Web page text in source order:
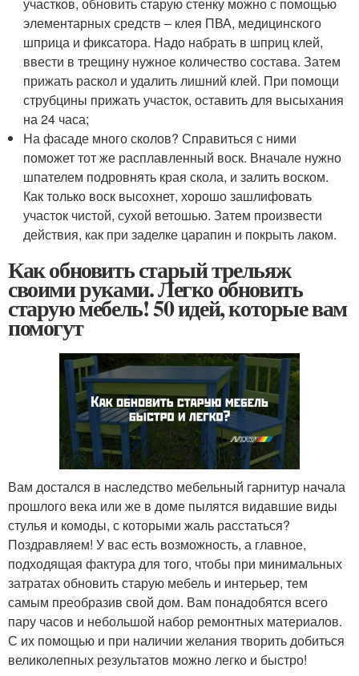
элементарных средств – клея ПВА, медицинского
шприца и фиксатора. Надо набрать в шприц клей,
ввести в трещину нужное количество состава. Затем
прижать раскол и удалить лишний клей. При помощи
струбцины прижать участок, оставить для высыхания
на 24 часа;
На фасаде много сколов? Справиться с ними
поможет тот же расплавленный воск. Вначале нужно
шпателем подровнять края скола, и залить воском.
Как только воск высохнет, хорошо зашлифовать
участок чистой, сухой ветошью. Затем произвести
действия, как при заделке царапин и покрыть лаком.
Как обновить старый трельяж
своими руками. Легко обновить
старую мебель! 50 идей, которые вам
помогут
Вам достался в наследство мебельный гарнитур начала
прошлого века или же в доме пылятся видавшие виды
стулья и комоды, с которыми жаль расстаться?
Поздравляем! У вас есть возможность, а главное,
подходящая фактура для того, чтобы при минимальных
затратах обновить старую мебель и интерьер, тем
самым преобразив свой дом. Вам понадобятся всего
пару часов и небольшой набор ремонтных материалов.
С их помощью и при наличии желания творить добиться
великолепных результатов можно легко и быстро!